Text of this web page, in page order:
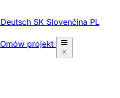
Deutsch SK Slovenčina PL
Omów projekt